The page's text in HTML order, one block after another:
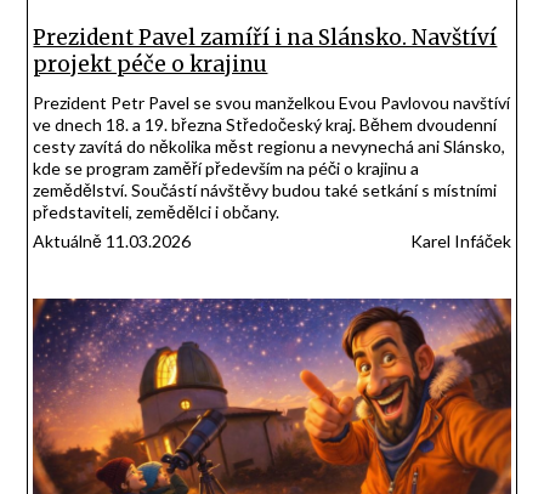
Prezident Pavel zamíří i na Slánsko. Navštíví
projekt péče o krajinu
Prezident Petr Pavel se svou manželkou Evou Pavlovou navštíví
ve dnech 18. a 19. března Středočeský kraj. Během dvoudenní
cesty zavítá do několika měst regionu a nevynechá ani Slánsko,
kde se program zaměří především na péči o krajinu a
zemědělství. Součástí návštěvy budou také setkání s místními
představiteli, zemědělci i občany.
Aktuálně 11.03.2026
Karel Infáček